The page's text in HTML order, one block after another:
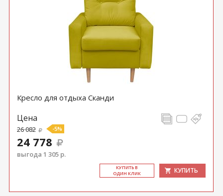
Кресло для отдыха Сканди
Цена
26 082 -5%
24 778
выгода 1 305 р.
КУ­ПИТЬ В
ОДИН КЛИК
КУПИТЬ